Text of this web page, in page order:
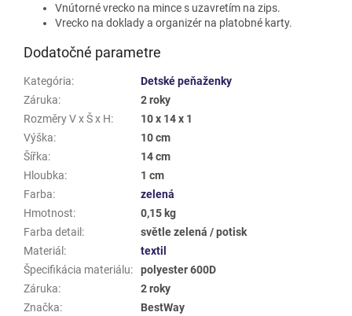
Vnútorné vrecko na mince s uzavretím na zips.
Vrecko na doklady a organizér na platobné karty.
Dodatočné parametre
Kategória:
Detské peňaženky
Záruka:
2 roky
Rozměry V x Š x H:
10 x 14 x 1
Výška:
10 cm
Šířka:
14 cm
Hloubka:
1 cm
Farba:
zelená
Hmotnost:
0,15 kg
Farba detail :
světle zelená / potisk
Materiál :
textil
Špecifikácia materiálu:
polyester 600D
Záruka:
2 roky
Značka: BestWay